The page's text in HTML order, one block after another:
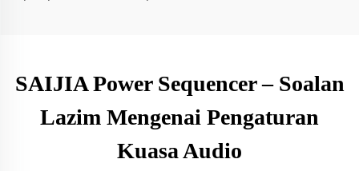
SAIJIA Power Sequencer – Soalan
Lazim Mengenai Pengaturan
Kuasa Audio